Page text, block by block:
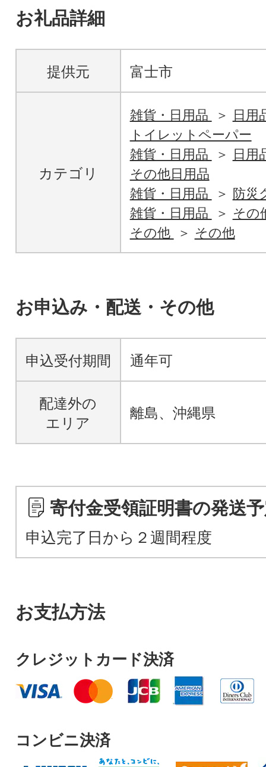
お礼品詳細
提供元 富士市
カテゴリ
雑貨・日用品
日用
トイレットペーパー
雑貨・日用品
日用
その他日用品
雑貨・日用品
防災
雑貨・日用品
その
その他
その他
お申込み・配送・その他
申込受付期間 通年可
配達外の
エリア
離島、沖縄県
寄付金受領証明書の発送
申込完了日から２週間程度
お支払方法
クレジットカード決済
コンビニ決済